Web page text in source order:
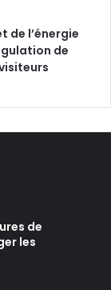
de l’énergie
de
de
les